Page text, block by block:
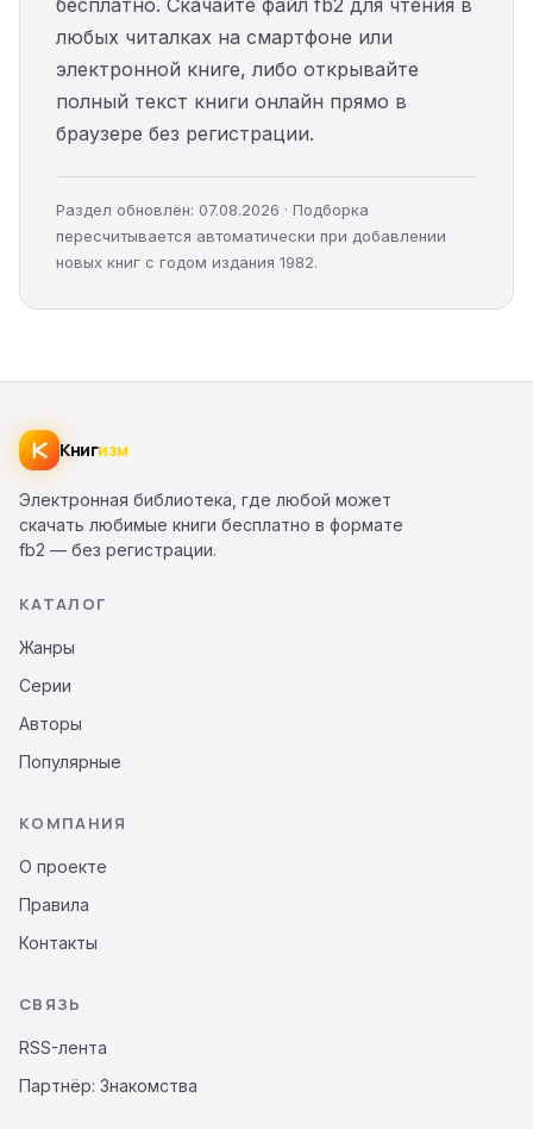
любых читалках на смартфоне или
электронной книге, либо открывайте
полный текст книги онлайн прямо в
браузере без регистрации.
Раздел обновлён: 07.08.2026 · Подборка
пересчитывается автоматически при добавлении
новых книг с годом издания 1982.
Книгизм
Электронная библиотека, где любой может
скачать любимые книги бесплатно в формате
fb2 — без регистрации.
КАТАЛОГ
Жанры
Серии
Авторы
Популярные
КОМПАНИЯ
О проекте
Правила
Контакты
СВЯЗЬ
RSS-лента
Партнёр: Знакомства